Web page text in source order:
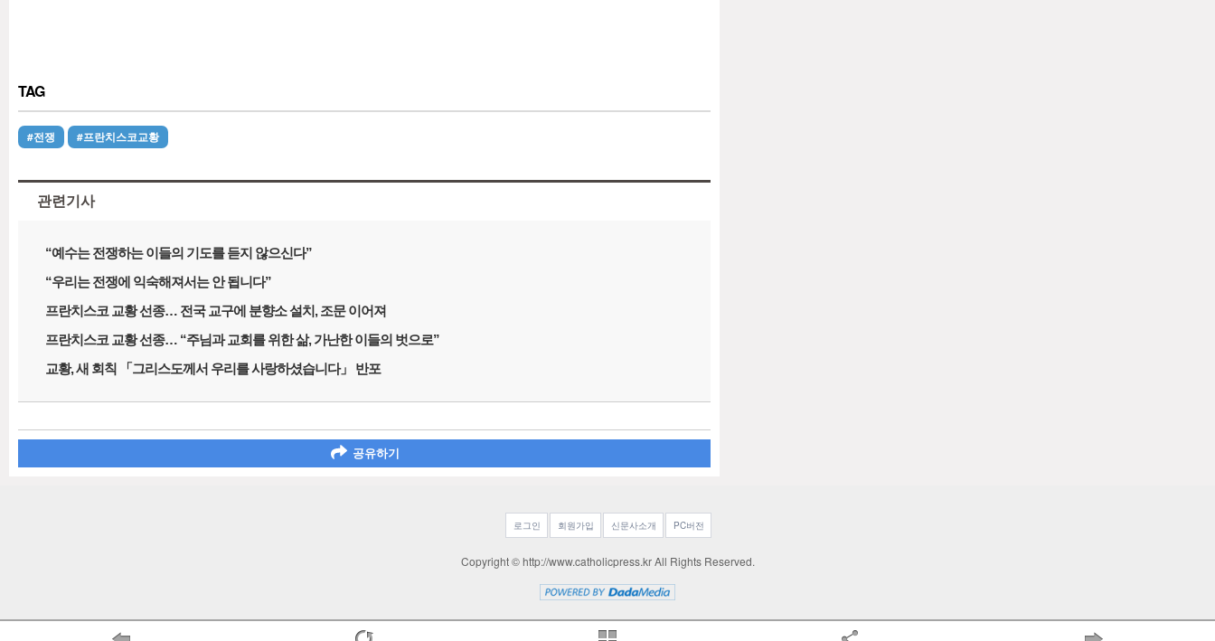
TAG
#전쟁 #프란치스코교황
관련기사
“예수는 전쟁하는 이들의 기도를 듣지 않으신다”
“우리는 전쟁에 익숙해져서는 안 됩니다”
프란치스코 교황 선종… 전국 교구에 분향소 설치, 조문 이어져
프란치스코 교황 선종… “주님과 교회를 위한 삶, 가난한 이들의 벗으로”
교황, 새 회칙 「그리스도께서 우리를 사랑하셨습니다」 반포
공유하기
로그인 회원가입 신문사소개 PC버전
Copyright © http://www.catholicpress.kr All Rights Reserved.